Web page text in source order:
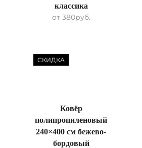
классика
от 380руб.
СКИДКА
Ковёр
полипропиленовый
240×400 см бежево-
бордовый